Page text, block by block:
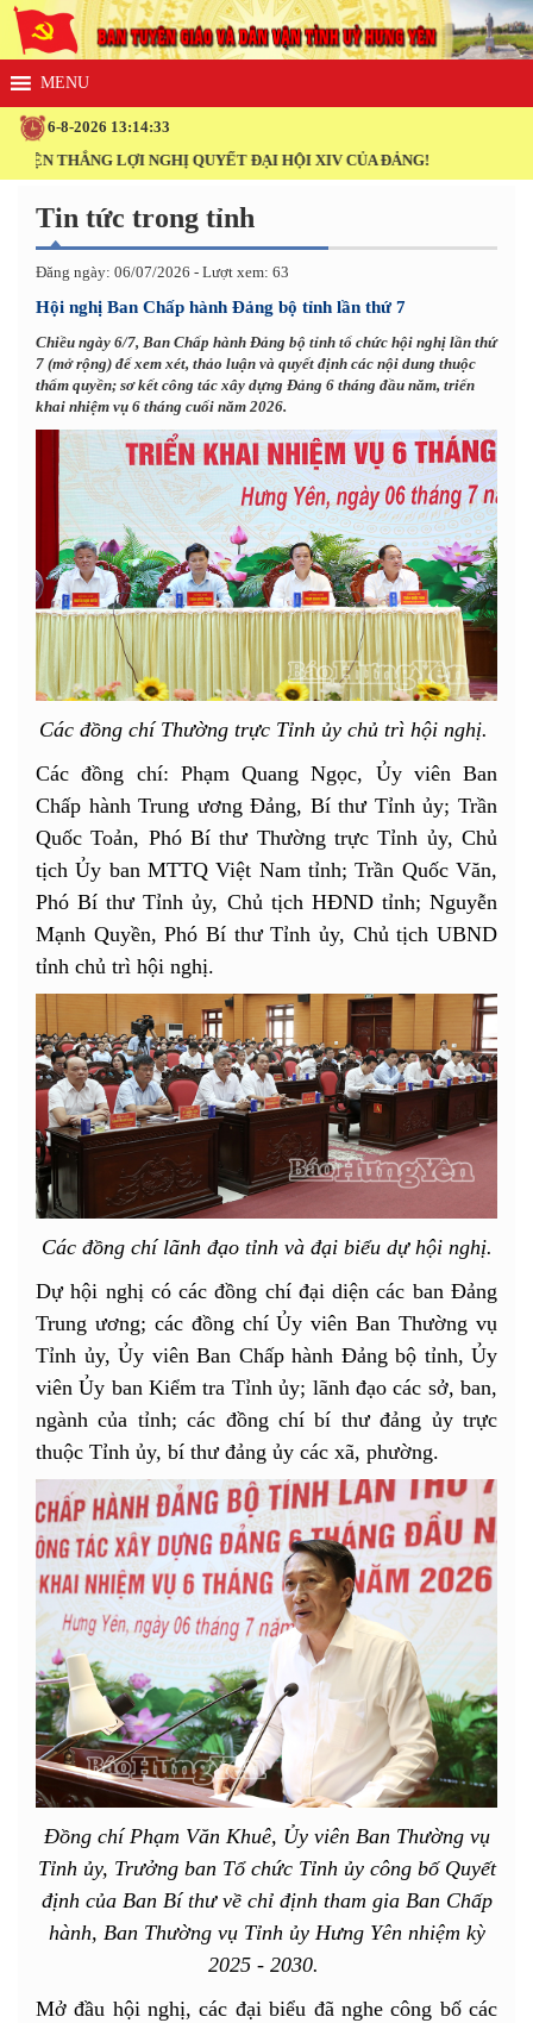
6-8-2026 13:14:35
QUYẾT ĐẠI HỘI XIV CỦA ĐẢNG!
Tin tức trong tỉnh
Đăng ngày: 06/07/2026 - Lượt xem: 63
Hội nghị Ban Chấp hành Đảng bộ tỉnh lần thứ 7
Chiều ngày 6/7, Ban Chấp hành Đảng bộ tỉnh tổ chức hội nghị lần thứ
7 (mở rộng) để xem xét, thảo luận và quyết định các nội dung thuộc
thẩm quyền; sơ kết công tác xây dựng Đảng 6 tháng đầu năm, triển
khai nhiệm vụ 6 tháng cuối năm 2026.
Các đồng chí Thường trực Tỉnh ủy chủ trì hội nghị.
Các đồng chí: Phạm Quang Ngọc, Ủy viên Ban
Chấp hành Trung ương Đảng, Bí thư Tỉnh ủy; Trần
Quốc Toản, Phó Bí thư Thường trực Tỉnh ủy, Chủ
tịch Ủy ban MTTQ Việt Nam tỉnh; Trần Quốc Văn,
Phó Bí thư Tỉnh ủy, Chủ tịch HĐND tỉnh; Nguyễn
Mạnh Quyền, Phó Bí thư Tỉnh ủy, Chủ tịch UBND
tỉnh chủ trì hội nghị.
Các đồng chí lãnh đạo tỉnh và đại biểu dự hội nghị.
Dự hội nghị có các đồng chí đại diện các ban Đảng
Trung ương; các đồng chí Ủy viên Ban Thường vụ
Tỉnh ủy, Ủy viên Ban Chấp hành Đảng bộ tỉnh, Ủy
viên Ủy ban Kiểm tra Tỉnh ủy; lãnh đạo các sở, ban,
ngành của tỉnh; các đồng chí bí thư đảng ủy trực
thuộc Tỉnh ủy, bí thư đảng ủy các xã, phường.
Đồng chí Phạm Văn Khuê, Ủy viên Ban Thường vụ
Tỉnh ủy, Trưởng ban Tổ chức Tỉnh ủy công bố Quyết
định của Ban Bí thư về chỉ định tham gia Ban Chấp
hành, Ban Thường vụ Tỉnh ủy Hưng Yên nhiệm kỳ
2025 - 2030.
Mở đầu hội nghị, các đại biểu đã nghe công bố các